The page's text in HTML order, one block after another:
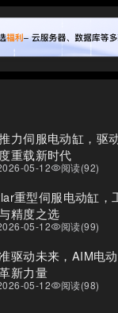
力伺服电动缸，驱
重载新时代
05-12visibility阅读(92)
重型伺服电动缸，
精度之选
05-12visibility阅读(99)
驱动未来，AIM电
新力量
05-12visibility阅读(98)